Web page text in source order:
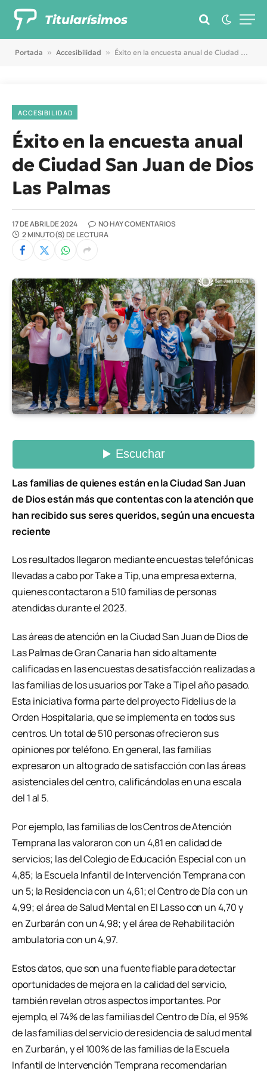
Titularísimos
Portada » Accesibilidad » Éxito en la encuesta anual de Ciudad San Juan de Dios Las Palmas
ACCESIBILIDAD
Éxito en la encuesta anual
de Ciudad San Juan de Dios
Las Palmas
17 DE ABRIL DE 2024
NO HAY COMENTARIOS
2 MINUTO(S) DE LECTURA
Las familias de quienes están en la Ciudad San Juan
de Dios están más que contentas con la atención que
han recibido sus seres queridos, según una encuesta
reciente
Los resultados llegaron mediante encuestas telefónicas
llevadas a cabo por Take a Tip, una empresa externa,
quienes contactaron a 510 familias de personas
atendidas durante el 2023.
Las áreas de atención en la Ciudad San Juan de Dios de
Las Palmas de Gran Canaria han sido altamente
calificadas en las encuestas de satisfacción realizadas a
las familias de los usuarios por Take a Tip el año pasado.
Esta iniciativa forma parte del proyecto Fidelius de la
Orden Hospitalaria, que se implementa en todos sus
centros. Un total de 510 personas ofrecieron sus
opiniones por teléfono. En general, las familias
expresaron un alto grado de satisfacción con las áreas
asistenciales del centro, calificándolas en una escala
del 1 al 5.
Por ejemplo, las familias de los Centros de Atención
Temprana las valoraron con un 4,81 en calidad de
servicios; las del Colegio de Educación Especial con un
4,85; la Escuela Infantil de Intervención Temprana con
un 5; la Residencia con un 4,61; el Centro de Día con un
4,99; el área de Salud Mental en El Lasso con un 4,70 y
en Zurbarán con un 4,98; y el área de Rehabilitación
ambulatoria con un 4,97.
Estos datos, que son una fuente fiable para detectar
oportunidades de mejora en la calidad del servicio,
también revelan otros aspectos importantes. Por
ejemplo, el 74% de las familias del Centro de Día, el 95%
de las familias del servicio de residencia de salud mental
en Zurbarán, y el 100% de las familias de la Escuela
Infantil de Intervención Temprana recomendarían